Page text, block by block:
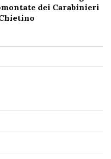
dei Carabinieri